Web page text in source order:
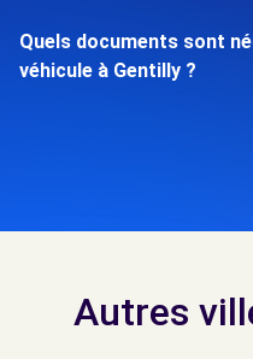
Quels documents sont
véhicule à Gentilly ?
Autres